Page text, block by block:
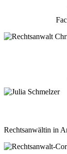
Rechtsanwältin in